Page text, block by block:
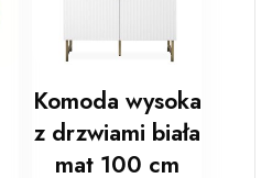
Komoda wysoka
z drzwiami biała
mat 100 cm